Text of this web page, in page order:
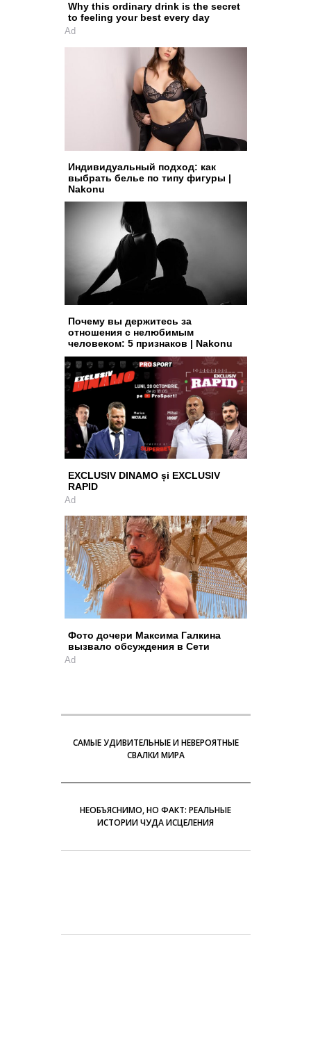
Why this ordinary drink is the secret
to feeling your best every day
Ad
Индивидуальный подход: как
выбрать белье по типу фигуры |
Nakonu
Почему вы держитесь за
отношения с нелюбимым
человеком: 5 признаков | Nakonu
EXCLUSIV DINAMO și EXCLUSIV
RAPID
Ad
Фото дочери Максима Галкина
вызвало обсуждения в Сети
Ad
САМЫЕ УДИВИТЕЛЬНЫЕ И НЕВЕРОЯТНЫЕ
СВАЛКИ МИРА
НЕОБЪЯСНИМО, НО ФАКТ: РЕАЛЬНЫЕ
ИСТОРИИ ЧУДА ИСЦЕЛЕНИЯ